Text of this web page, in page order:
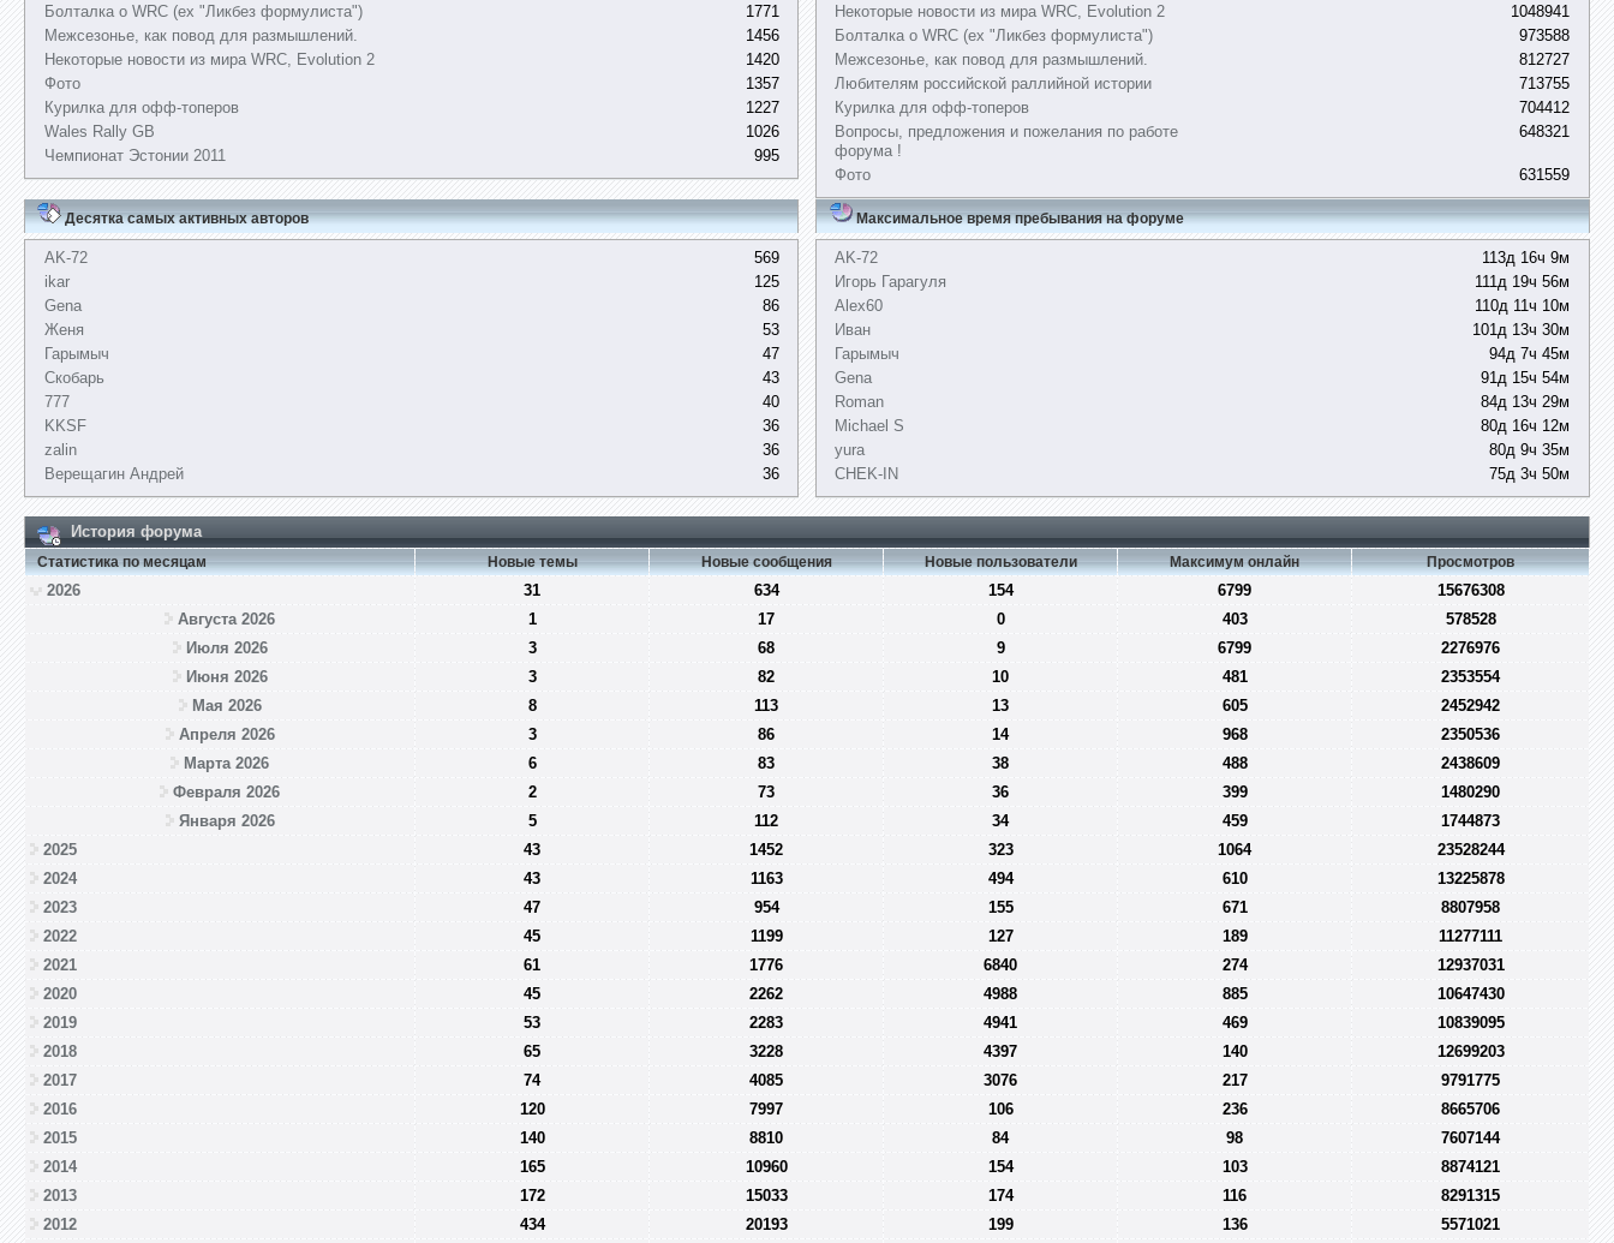
Болталка о WRC (ex "Ликбез формулиста")
1771
Межсезонье, как повод для размышлений.
1456
Некоторые новости из мира WRC, Evolution 2
1420
Фото
1357
Курилка для офф-топеров
1227
Wales Rally GB
1026
Чемпионат Эстонии 2011
995
Некоторые новости из мира WRC, Evolution 2
1048941
Болталка о WRC (ex "Ликбез формулиста")
973588
Межсезонье, как повод для размышлений.
812727
Любителям российской раллийной истории
713755
Курилка для офф-топеров
704412
Вопросы, предложения и пожелания по работе
форума !
648321
Фото 631559
Десятка самых активных авторов
AK-72
569
ikar
125
Gena
86
Женя
53
Гарымыч
47
Скобарь
43
777
40
KKSF
36
zalin
36
Верещагин Андрей
36
Максимальное время пребывания на форуме
AK-72
113д 16ч 9м
Игорь Гарагуля
111д 19ч 56м
Alex60
110д 11ч 10м
Иван
101д 13ч 30м
Гарымыч
94д 7ч 45м
Gena
91д 15ч 54м
Roman
84д 13ч 29м
Michael S
80д 16ч 12м
yura
80д 9ч 35м
CHEK-IN
75д 3ч 50м
История форума
Статистика по месяцам Новые темы Новые сообщения Новые пользователи Максимум онлайн Просмотров
2026 31 634 154 6799
15676308
Августа 2026
1 17 0 403
578528
Июля 2026
3 68 9 6799
2276976
Июня 2026
3 82 10 481
2353554
Мая 2026
8 113 13 605
2452942
Апреля 2026
3 86 14 968
2350536
Марта 2026
6 83 38 488
2438609
Февраля 2026
2 73 36 399
1480290
Января 2026
5 112 34 459
1744873
2025
43 1452 323 1064
23528244
2024
43 1163 494 610
13225878
2023
47 954 155 671
8807958
2022
45 1199 127 189
11277111
2021
61 1776 6840 274
12937031
2020
45 2262 4988 885
10647430
2019
53 2283 4941 469
10839095
2018
65 3228 4397 140
12699203
2017
74 4085 3076 217
9791775
2016
120 7997 106 236
8665706
2015
140 8810 84 98
7607144
2014
165 10960 154 103
8874121
2013
172 15033 174 116
8291315
2012
434 20193 199 136
5571021